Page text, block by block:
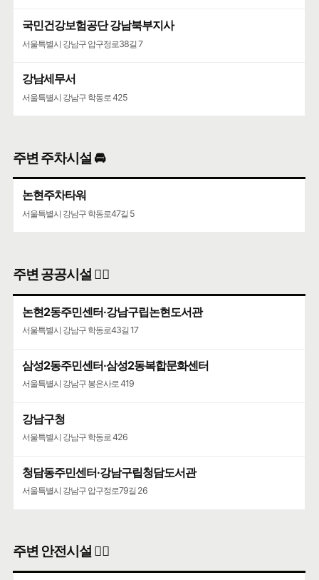
국민건강보험공단 강남북부지사
서울특별시 강남구 압구정로38길 7
강남세무서
서울특별시 강남구 학동로 425
주변 주차시설 🚘
논현주차타워
서울특별시 강남구 학동로47길 5
주변 공공시설 👨‍✈️
논현2동주민센터·강남구립논현도서관
서울특별시 강남구 학동로43길 17
삼성2동주민센터·삼성2동복합문화센터
서울특별시 강남구 봉은사로 419
강남구청
서울특별시 강남구 학동로 426
청담동주민센터·강남구립청담도서관
서울특별시 강남구 압구정로79길 26
주변 안전시설 👮‍♀️